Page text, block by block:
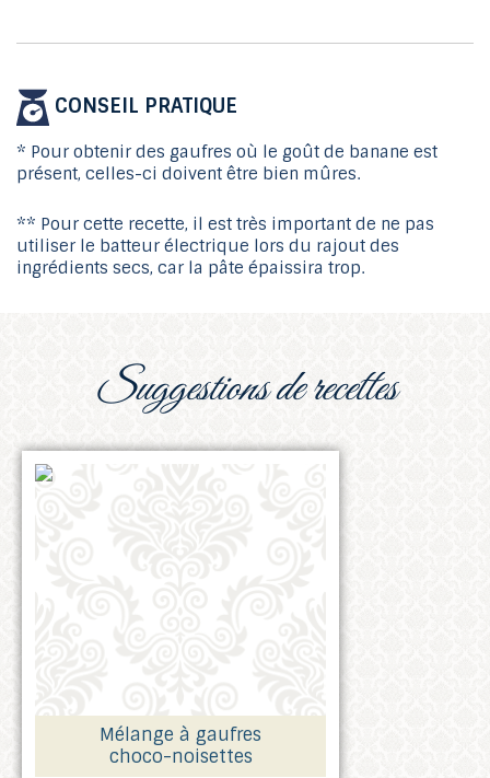
CONSEIL PRATIQUE
* Pour obtenir des gaufres où le goût de banane est
présent, celles-ci doivent être bien mûres.
** Pour cette recette, il est très important de ne pas
utiliser le batteur électrique lors du rajout des
ingrédients secs, car la pâte épaissira trop.
suggestions de recettes
Mélange à gaufres
choco-noisettes